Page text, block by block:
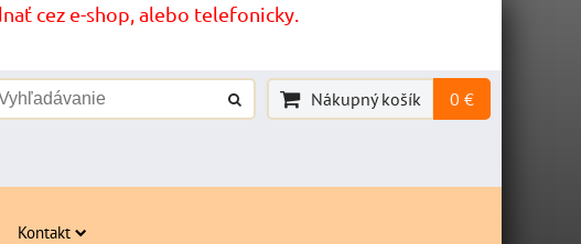
cez e-shop, alebo telefonicky.
Nákupný košík 0 €
Kontakt